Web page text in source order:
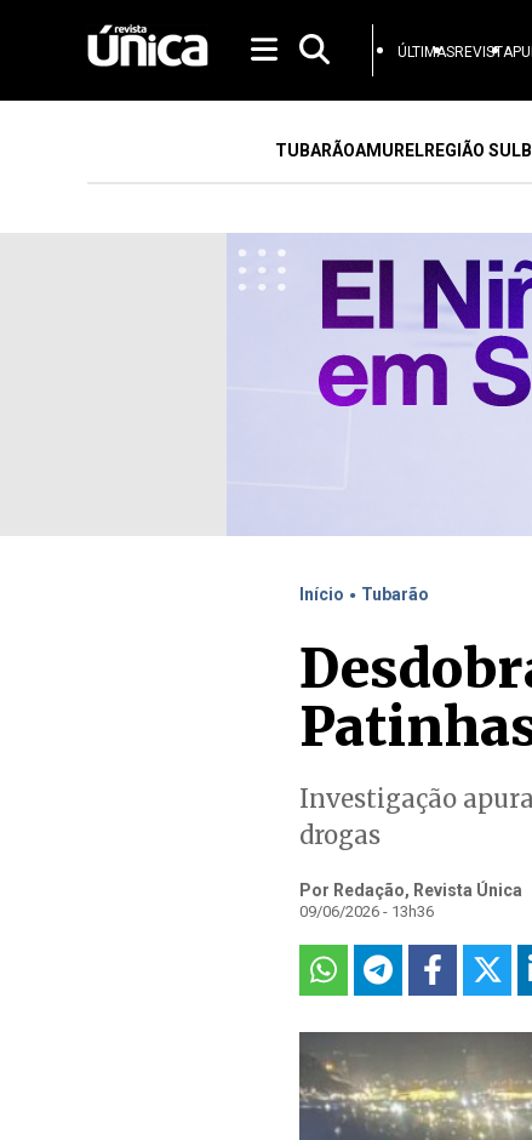
ÚLTIMASREVISTA
TUBARÃOAMURELREGIÃO SUL
Início . Tubarão
Investigação
drogas
Por Redação, Revista Única
09/06/2026 - 13h36